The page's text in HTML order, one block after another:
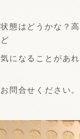
態はどうかな？
になることがあ
問合せください。